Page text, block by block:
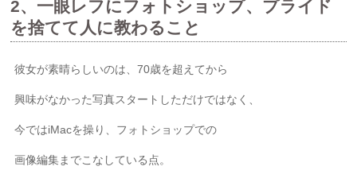
2、一眼レフにフォトショップ、プライド
を捨てて人に教わること
彼女が素晴らしいのは、70歳を超えてから
興味がなかった写真スタートしただけではなく、
今ではiMacを操り、フォトショップでの
画像編集までこなしている点。